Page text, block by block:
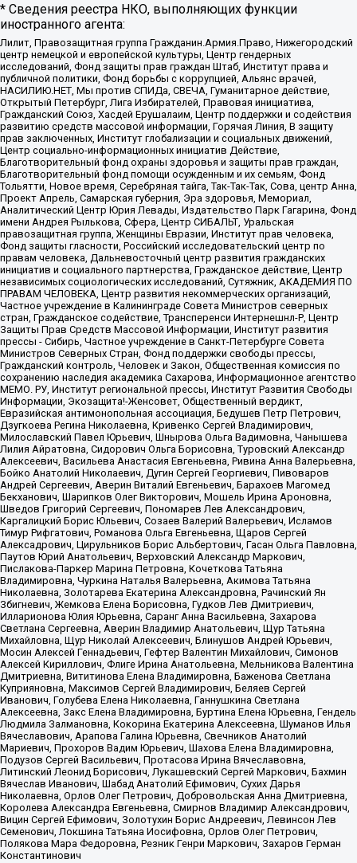
* Сведения реестра НКО, выполняющих функции
иностранного агента:
Лилит, Правозащитная группа Гражданин.Армия.Право, Нижегородский
центр немецкой и европейской культуры, Центр гендерных
исследований, Фонд защиты прав граждан Штаб, Институт права и
публичной политики, Фонд борьбы с коррупцией, Альянс врачей,
НАСИЛИЮ.НЕТ, Мы против СПИДа, СВЕЧА, Гуманитарное действие,
Открытый Петербург, Лига Избирателей, Правовая инициатива,
Гражданский Союз, Хасдей Ерушалаим, Центр поддержки и содействия
развитию средств массовой информации, Горячая Линия, В защиту
прав заключенных, Институт глобализации и социальных движений,
Центр социально-информационных инициатив Действие,
Благотворительный фонд охраны здоровья и защиты прав граждан,
Благотворительный фонд помощи осужденным и их семьям, Фонд
Тольятти, Новое время, Серебряная тайга, Так-Так-Так, Сова, центр Анна,
Проект Апрель, Самарская губерния, Эра здоровья, Мемориал,
Аналитический Центр Юрия Левады, Издательство Парк Гагарина, Фонд
имени Андрея Рылькова, Сфера, Центр СИБАЛЬТ, Уральская
правозащитная группа, Женщины Евразии, Институт прав человека,
Фонд защиты гласности, Российский исследовательский центр по
правам человека, Дальневосточный центр развития гражданских
инициатив и социального партнерства, Гражданское действие, Центр
независимых социологических исследований, Сутяжник, АКАДЕМИЯ ПО
ПРАВАМ ЧЕЛОВЕКА, Центр развития некоммерческих организаций,
Частное учреждение в Калининграде Совета Министров северных
стран, Гражданское содействие, Трансперенси Интернешнл-Р, Центр
Защиты Прав Средств Массовой Информации, Институт развития
прессы - Сибирь, Частное учреждение в Санкт-Петербурге Совета
Министров Северных Стран, Фонд поддержки свободы прессы,
Гражданский контроль, Человек и Закон, Общественная комиссия по
сохранению наследия академика Сахарова, Информационное агентство
МЕМО. РУ, Институт региональной прессы, Институт Развития Свободы
Информации, Экозащита!-Женсовет, Общественный вердикт,
Евразийская антимонопольная ассоциация, Бедушев Петр Петрович,
Дзугкоева Регина Николаевна, Кривенко Сергей Владимирович,
Милославский Павел Юрьевич, Шнырова Ольга Вадимовна, Чанышева
Лилия Айратовна, Сидорович Ольга Борисовна, Туровский Александр
Алексеевич, Васильева Анастасия Евгеньевна, Ривина Анна Валерьевна,
Бойко Анатолий Николаевич, Дугин Сергей Георгиевич, Пивоваров
Андрей Сергеевич, Аверин Виталий Евгеньевич, Барахоев Магомед
Бекханович, Шарипков Олег Викторович, Мошель Ирина Ароновна,
Шведов Григорий Сергеевич, Пономарев Лев Александрович,
Каргалицкий Борис Юльевич, Созаев Валерий Валерьевич, Исламов
Тимур Рифгатович, Романова Ольга Евгеньевна, Щаров Сергей
Алексадрович, Цирульников Борис Альбертович, Гасан Ольга Павловна,
Паутов Юрий Анатольевич, Верховский Александр Маркович,
Пислакова-Паркер Марина Петровна, Кочеткова Татьяна
Владимировна, Чуркина Наталья Валерьевна, Акимова Татьяна
Николаевна, Золотарева Екатерина Александровна, Рачинский Ян
Збигневич, Жемкова Елена Борисовна, Гудков Лев Дмитриевич,
Илларионова Юлия Юрьевна, Саранг Анна Васильевна, Захарова
Светлана Сергеевна, Аверин Владимир Анатольевич, Щур Татьяна
Михайловна, Щур Николай Алексеевич, Блинушов Андрей Юрьевич,
Мосин Алексей Геннадьевич, Гефтер Валентин Михайлович, Симонов
Алексей Кириллович, Флиге Ирина Анатольевна, Мельникова Валентина
Дмитриевна, Вититинова Елена Владимировна, Баженова Светлана
Куприяновна, Максимов Сергей Владимирович, Беляев Сергей
Иванович, Голубева Елена Николаевна, Ганнушкина Светлана
Алексеевна, Закс Елена Владимировна, Буртина Елена Юрьевна, Гендель
Людмила Залмановна, Кокорина Екатерина Алексеевна, Шуманов Илья
Вячеславович, Арапова Галина Юрьевна, Свечников Анатолий
Мариевич, Прохоров Вадим Юрьевич, Шахова Елена Владимировна,
Подузов Сергей Васильевич, Протасова Ирина Вячеславовна,
Литинский Леонид Борисович, Лукашевский Сергей Маркович, Бахмин
Вячеслав Иванович, Шабад Анатолий Ефимович, Сухих Дарья
Николаевна, Орлов Олег Петрович, Добровольская Анна Дмитриевна,
Королева Александра Евгеньевна, Смирнов Владимир Александрович,
Вицин Сергей Ефимович, Золотухин Борис Андреевич, Левинсон Лев
Семенович, Локшина Татьяна Иосифовна, Орлов Олег Петрович,
Полякова Мара Федоровна, Резник Генри Маркович, Захаров Герман
Константинович